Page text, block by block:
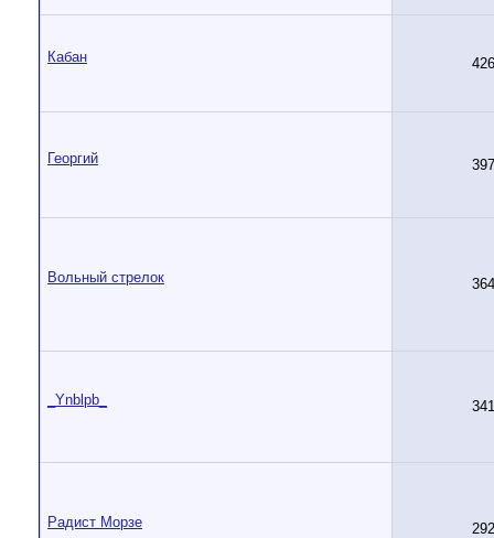
Кабан 426
Георгий 397
Вольный стрелок 364
_Ynblpb_ 341
Радист Морзе 292